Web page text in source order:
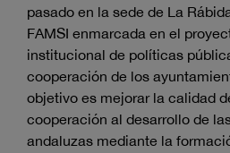
pasado en la sede de La
FAMSI enmarcada en el
institucional de políticas
cooperación de los
objetivo es mejorar la calidad
cooperación al desarrollo de
andaluzas mediante la